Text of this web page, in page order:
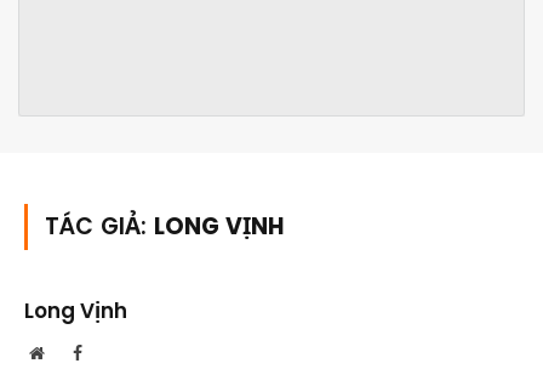
TÁC GIẢ: LONG VỊNH
Long Vịnh
TrangFacebook